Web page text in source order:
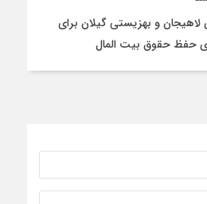
و بهزیستی گیلان برای
حفظ حقوق بیت المال